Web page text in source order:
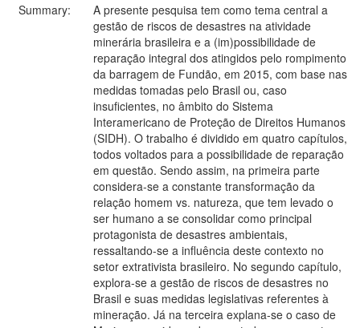
Summary:
A presente pesquisa tem como tema central a
gestão de riscos de desastres na atividade
minerária brasileira e a (im)possibilidade de
reparação integral dos atingidos pelo rompimento
da barragem de Fundão, em 2015, com base nas
medidas tomadas pelo Brasil ou, caso
insuficientes, no âmbito do Sistema
Interamericano de Proteção de Direitos Humanos
(SIDH). O trabalho é dividido em quatro capítulos,
todos voltados para a possibilidade de reparação
em questão. Sendo assim, na primeira parte
considera-se a constante transformação da
relação homem vs. natureza, que tem levado o
ser humano a se consolidar como principal
protagonista de desastres ambientais,
ressaltando-se a influência deste contexto no
setor extrativista brasileiro. No segundo capítulo,
explora-se a gestão de riscos de desastres no
Brasil e suas medidas legislativas referentes à
mineração. Já na terceira explana-se o caso de